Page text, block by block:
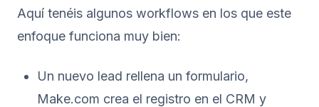
Aquí tenéis algunos workflows en los que este
enfoque funciona muy bien:
Un nuevo lead rellena un formulario,
Make.com crea el registro en el CRM y